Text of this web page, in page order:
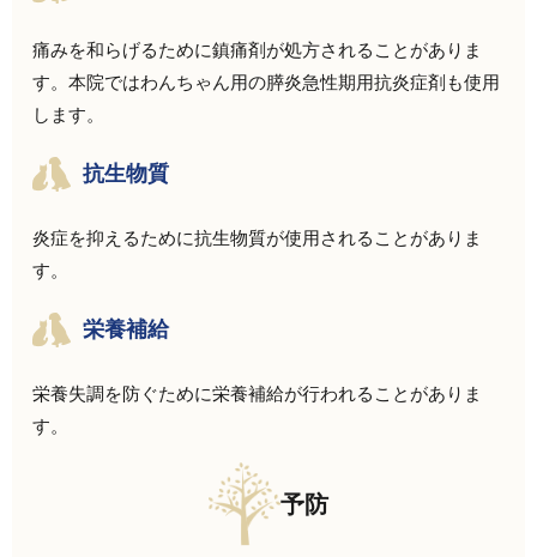
痛みを和らげるために鎮痛剤が処方されることがありま
す。本院ではわんちゃん用の膵炎急性期用抗炎症剤も使用
します。
抗生物質
炎症を抑えるために抗生物質が使用されることがありま
す。
栄養補給
栄養失調を防ぐために栄養補給が行われることがありま
す。
予防